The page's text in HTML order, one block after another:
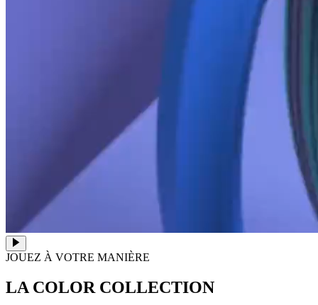
JOUEZ À VOTRE MANIÈRE
LA COLOR COLLECTION